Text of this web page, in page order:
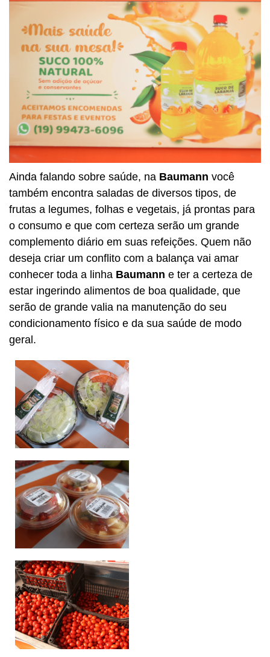
Ainda falando sobre saúde, na Baumann você
também encontra saladas de diversos tipos, de
frutas a legumes, folhas e vegetais, já prontas para
o consumo e que com certeza serão um grande
complemento diário em suas refeições. Quem não
deseja criar um conflito com a balança vai amar
conhecer toda a linha Baumann e ter a certeza de
estar ingerindo alimentos de boa qualidade, que
serão de grande valia na manutenção do seu
condicionamento físico e da sua saúde de modo
geral.